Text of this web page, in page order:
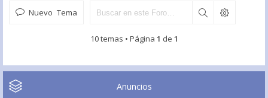
Nuevo Tema
10 temas • Página 1 de 1
Anuncios